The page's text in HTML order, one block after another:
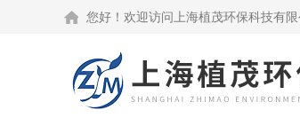
您好！欢迎访问上海植茂环保科技有限